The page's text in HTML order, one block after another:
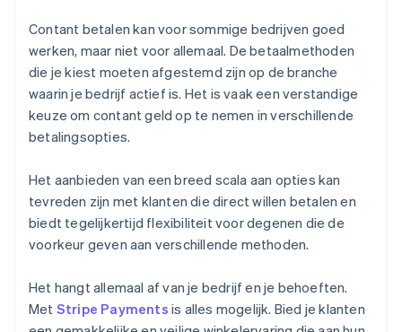
Contant betalen kan voor sommige bedrijven goed
werken, maar niet voor allemaal. De betaalmethoden
die je kiest moeten afgestemd zijn op de branche
waarin je bedrijf actief is. Het is vaak een verstandige
keuze om contant geld op te nemen in verschillende
betalingsopties.
Het aanbieden van een breed scala aan opties kan
tevreden zijn met klanten die direct willen betalen en
biedt tegelijkertijd flexibiliteit voor degenen die de
voorkeur geven aan verschillende methoden.
Het hangt allemaal af van je bedrijf en je behoeften.
Met Stripe Payments is alles mogelijk. Bied je klanten